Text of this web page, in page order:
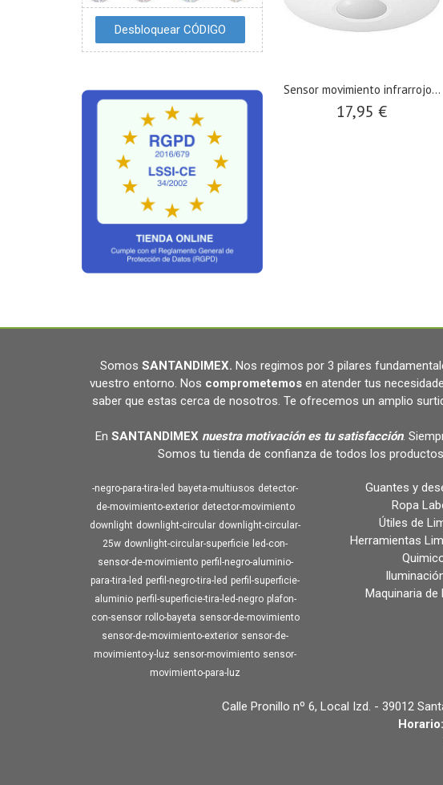
Sensor movimiento infrarrojo...
17,95 €
Somos SANTANDIMEX.Nos regimos por 3 pilares
vuestro entorno. Nos comprometemos en atender tus
saber que estas cerca de nosotros. Te ofrecemos un amplio
EnSANTANDIMEX nuestra motivación es tu satisfacción.
Somos tu tienda de confianza de todos los
-negro-para-tira-led bayeta-multiusos detector-
de-movimiento-exterior detector-movimiento
downlight downlight-circular downlight-circular-
25w downlight-circular-superficie led-con-
sensor-de-movimiento perfil-negro-aluminio-
para-tira-led perfil-negro-tira-led perfil-superficie-
aluminio perfil-superficie-tira-led-negro plafon-
con-sensor rollo-bayeta sensor-de-movimiento
sensor-de-movimiento-exterior sensor-de-
movimiento-y-luz sensor-movimiento sensor-
movimiento-para-luz
Guantes y
Ropa
Útiles de
Herramientas
Maquinaria de
Calle Pronillo nº 6, Local Izd. - 39012
Horario: